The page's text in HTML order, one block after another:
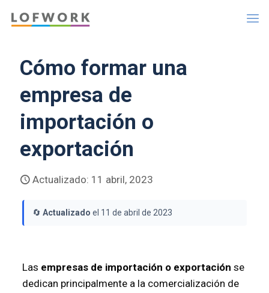
Cómo formar una
empresa de
importación o
exportación
Actualizado: 11 abril, 2023
🔄 Actualizado el 11 de abril de 2023
Las empresas de importación o exportación se
dedican principalmente a la comercialización de